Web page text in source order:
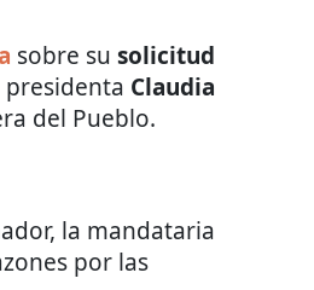
sobre su solicitud
presidenta Claudia
del Pueblo.
la mandataria
por las